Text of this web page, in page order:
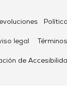
legal
de